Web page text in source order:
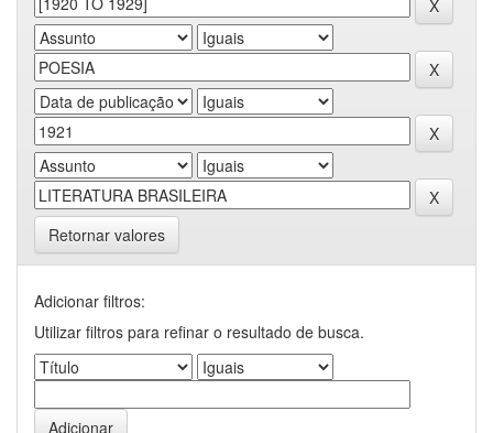
Retornar valores
Adicionar filtros:
Utilizar filtros para refinar o resultado de busca.